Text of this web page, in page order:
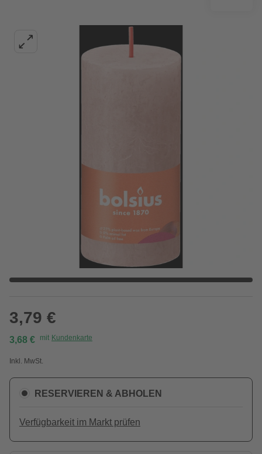
3,79 €
3,68 € mit Kundenkarte
Inkl. MwSt.
RESERVIEREN & ABHOLEN
Verfügbarkeit im Markt prüfen